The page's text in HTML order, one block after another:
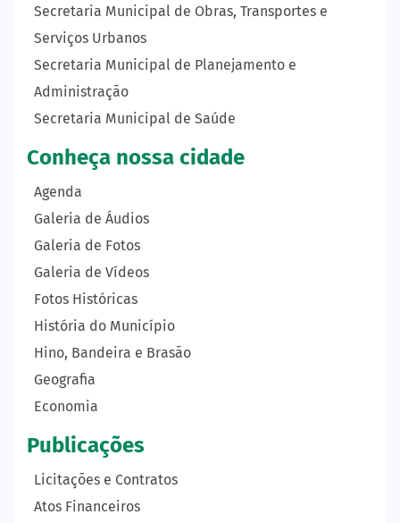
Secretaria Municipal de Obras, Transportes e
Serviços Urbanos
Secretaria Municipal de Planejamento e
Administração
Secretaria Municipal de Saúde
Conheça nossa cidade
Agenda
Galeria de Áudios
Galeria de Fotos
Galeria de Vídeos
Fotos Históricas
História do Município
Hino, Bandeira e Brasão
Geografia
Economia
Publicações
Licitações e Contratos
Atos Financeiros